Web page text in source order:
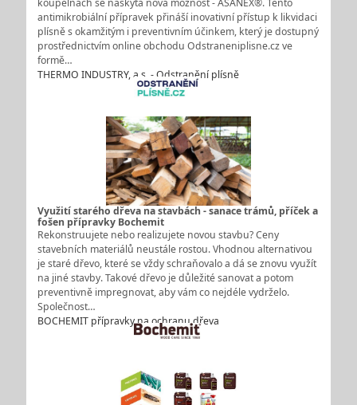
antimikrobiální přípravek přináší inovativní přístup k likvidaci
plísně s okamžitým i preventivním účinkem, který je dostupný
prostřednictvím online obchodu Odstraneniplisne.cz ve
formě…
THERMO INDUSTRY, a.s. - Odstranění plísně
Využití starého dřeva na stavbách - sanace trámů, příček a
fošen přípravky Bochemit
Rekonstruujete nebo realizujete novou stavbu? Ceny
stavebních materiálů neustále rostou. Vhodnou alternativou
je staré dřevo, které se vždy schraňovalo a dá se znovu využít
na jiné stavby. Takové dřevo je důležité sanovat a potom
preventivně impregnovat, aby vám co nejdéle vydrželo.
Společnost…
BOCHEMIT přípravky na ochranu dřeva